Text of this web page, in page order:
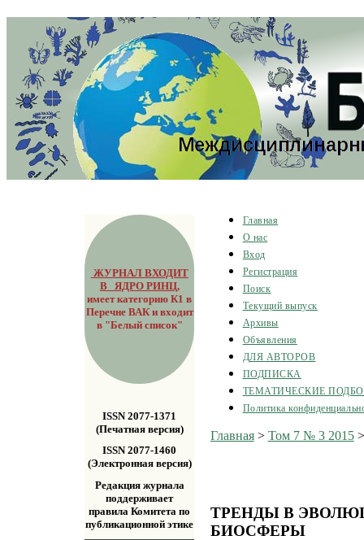
ЖУРНАЛ ВХОДИТ
В ЯДРО РИНЦ,
имеет категорию К1 в
Перечне ВАК и входит
в "Белый список"
ISSN 2077-1371
(Печатная версия)
ISSN 2077-1460
(Электронная версия)
Редакция журнала
поддерживает
правила Комитета по
публикационной этике
Главная
О нас
Вход
Регистрация
Поиск
Текущий выпуск
Архивы
Объявления
ДЛЯ АВТОРОВ
ПОДПИСКА
ТЕМАТИЧЕСКИЕ
Политика
Главная> Том 7 № 3 2015
ТРЕНДЫ В
БИОСФЕРЫ